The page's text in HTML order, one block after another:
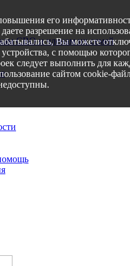
СВО и членам их семей
его
разрешение на
Вы можете
с помощью
следует выполнить для
сайтом cookie-